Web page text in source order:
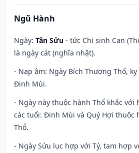
Ngũ Hành
Ngày: Tân Sửu - tức Chi sinh Can
là ngày cát (nghĩa nhật).
- Nạp âm: Ngày Bích Thượng Thổ,
Đinh Mùi.
- Ngày này thuộc hành Thổ khắc với
các tuổi: Đinh Mùi và Quý Hợi thuộc
Thổ.
- Ngày Sửu lục hợp với Tý, tam hợp